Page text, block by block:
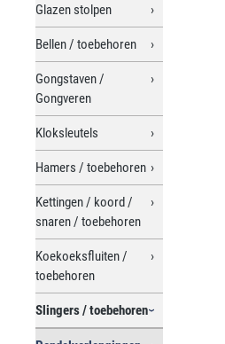
Glazen stolpen
Bellen / toebehoren
Gongstaven /
Gongveren
Kloksleutels
Hamers / toebehoren
Kettingen / koord /
snaren / toebehoren
Koekoeksfluiten /
toebehoren
Slingers / toebehoren